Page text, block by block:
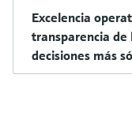
Excelencia
transparencia de
decisiones más